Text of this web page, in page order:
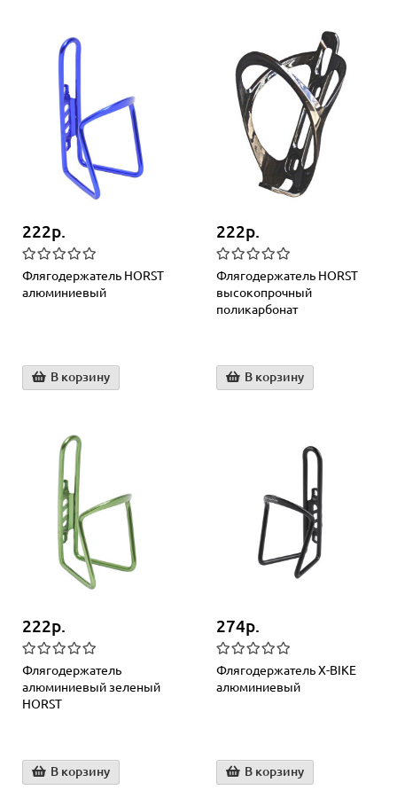
222р.
Флягодержатель HORST
алюминиевый
В корзину
222р.
Флягодержатель HORST
высокопрочный
поликарбонат
В корзину
222р.
Флягодержатель
алюминиевый зеленый
HORST
В корзину
274р.
Флягодержатель X-BIKE
алюминиевый
В корзину